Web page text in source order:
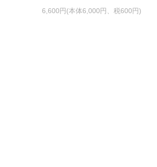
6,600円(本体6,000円、税600円)